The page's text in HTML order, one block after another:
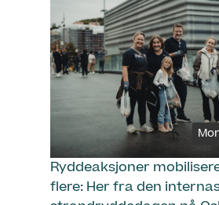
Ryddeaksjoner
flere: Her fra den